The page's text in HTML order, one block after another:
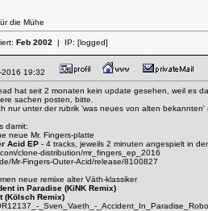
die Mühe
Feb 2002 | IP: [logged]
2016 19:32
hat seit 2 monaten kein update gesehen, weil es
sachen posten, bitte.
nur unter der rubrik 'was neues von alten bekannten'
damit:
neue Mr. Fingers-platte
Acid EP - 4 tracks, jeweils 2 minuten angespielt in
clone-distribution/mr_fingers_ep_2016
Mr-Fingers-Outer-Acid/release/8100827
neue remixe alter Väth-klassiker
in Paradise (KiNK Remix)
(Kölsch Remix)
_Sven_Vaeth_-